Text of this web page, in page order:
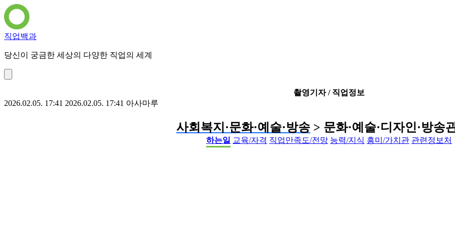
직업백과
당신이 궁금한 세상의 다양한 직업의 세계
촬영기자 / 직업정보
2026.02.05. 17:41 2026.02.05. 17:41 아사마루
사회복지·문화·예술·방송 > 문화·예술·디자인·방송
하는일 교육/자격 직업만족도/전망 능력/지식 흥미/가치관 관련정보처